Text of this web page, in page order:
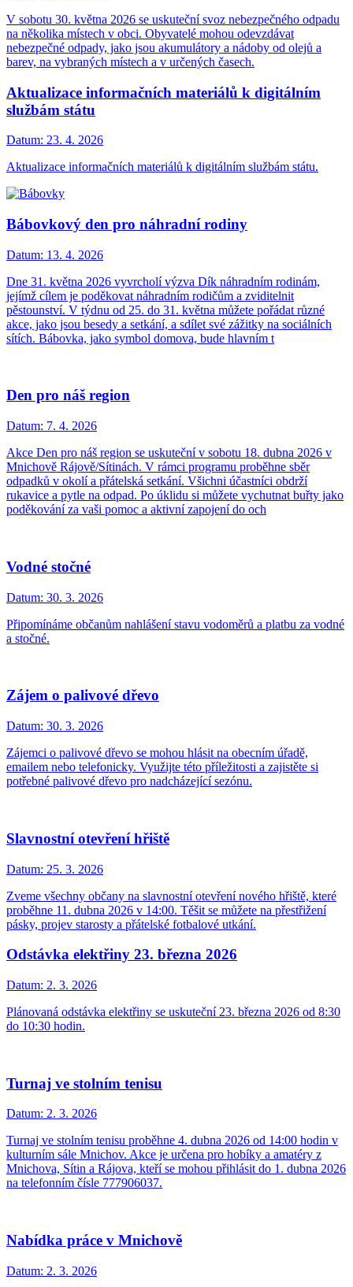
V sobotu 30. května 2026 se uskuteční svoz nebezpečného odpadu
na několika místech v obci. Obyvatelé mohou odevzdávat
nebezpečné odpady, jako jsou akumulátory a nádoby od olejů a
barev, na vybraných místech a v určených časech.
Aktualizace informačních materiálů k digitálním
službám státu
Datum: 23. 4. 2026
Aktualizace informačních materiálů k digitálním službám státu.
Bábovkový den pro náhradní rodiny
Datum: 13. 4. 2026
Dne 31. května 2026 vyvrcholí výzva Dík náhradním rodinám,
jejímž cílem je poděkovat náhradním rodičům a zviditelnit
pěstounství. V týdnu od 25. do 31. května můžete pořádat různé
akce, jako jsou besedy a setkání, a sdílet své zážitky na sociálních
sítích. Bábovka, jako symbol domova, bude hlavním t
Den pro náš region
Datum: 7. 4. 2026
Akce Den pro náš region se uskuteční v sobotu 18. dubna 2026 v
Mnichově Rájově/Sítinách. V rámci programu proběhne sběr
odpadků v okolí a přátelská setkání. Všichni účastníci obdrží
rukavice a pytle na odpad. Po úklidu si můžete vychutnat buřty jako
poděkování za vaši pomoc a aktivní zapojení do och
Vodné stočné
Datum: 30. 3. 2026
Připomínáme občanům nahlášení stavu vodoměrů a platbu za vodné
a stočné.
Zájem o palivové dřevo
Datum: 30. 3. 2026
Zájemci o palivové dřevo se mohou hlásit na obecním úřadě,
emailem nebo telefonicky. Využijte této příležitosti a zajistěte si
potřebné palivové dřevo pro nadcházející sezónu.
Slavnostní otevření hřiště
Datum: 25. 3. 2026
Zveme všechny občany na slavnostní otevření nového hřiště, které
proběhne 11. dubna 2026 v 14:00. Těšit se můžete na přestřižení
pásky, projev starosty a přátelské fotbalové utkání.
Odstávka elektřiny 23. března 2026
Datum: 2. 3. 2026
Plánovaná odstávka elektřiny se uskuteční 23. března 2026 od 8:30
do 10:30 hodin.
Turnaj ve stolním tenisu
Datum: 2. 3. 2026
Turnaj ve stolním tenisu proběhne 4. dubna 2026 od 14:00 hodin v
kulturním sále Mnichov. Akce je určena pro hobíky a amatéry z
Mnichova, Sítin a Rájova, kteří se mohou přihlásit do 1. dubna 2026
na telefonním čísle 777906037.
Nabídka práce v Mnichově
Datum: 2. 3. 2026